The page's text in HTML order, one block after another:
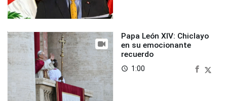
Papa León XIV: Chiclayo
en su emocionante
recuerdo
access_time 1:00